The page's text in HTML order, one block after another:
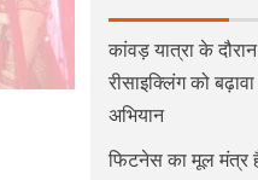
कांवड़ यात्रा के
रीसाइक्लिंग को
अभियान
फिटनेस का मूल मंत्र